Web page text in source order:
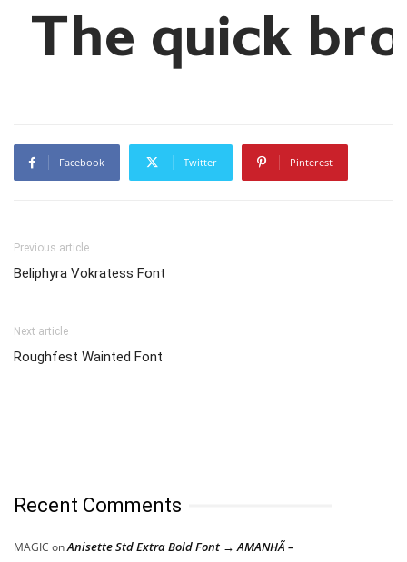
The quick
Facebook Twitter Pinterest
Previous article
Beliphyra Vokratess Font
Next article
Roughfest Wainted Font
Recent Comments
MAGIC onAnisette Std Extra Bold Font → AMANHÃ –